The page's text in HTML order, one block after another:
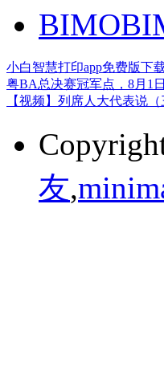
小白智慧打印app免费版下
粤BA总决赛冠军点，8月1
【视频】列席人大代表说（
友,